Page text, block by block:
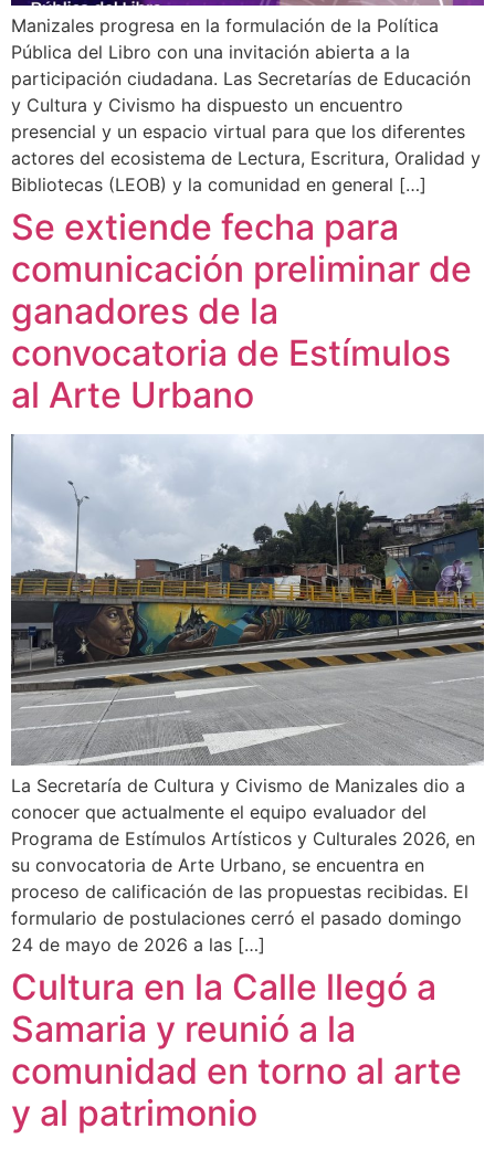
Manizales progresa en la formulación de la Política
Pública del Libro con una invitación abierta a la
participación ciudadana. Las Secretarías de Educación
y Cultura y Civismo ha dispuesto un encuentro
presencial y un espacio virtual para que los diferentes
actores del ecosistema de Lectura, Escritura, Oralidad y
Bibliotecas (LEOB) y la comunidad en general […]
Se extiende fecha para
comunicación preliminar de
ganadores de la
convocatoria de Estímulos
al Arte Urbano
La Secretaría de Cultura y Civismo de Manizales dio a
conocer que actualmente el equipo evaluador del
Programa de Estímulos Artísticos y Culturales 2026, en
su convocatoria de Arte Urbano, se encuentra en
proceso de calificación de las propuestas recibidas. El
formulario de postulaciones cerró el pasado domingo
24 de mayo de 2026 a las […]
Cultura en la Calle llegó a
Samaria y reunió a la
comunidad en torno al arte
y al patrimonio